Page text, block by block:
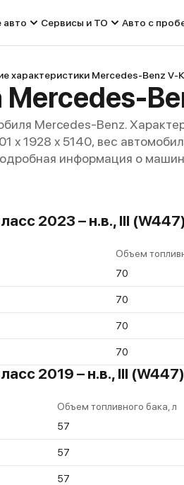
авто Сервисы и ТО Авто с
характеристики Mercedes-Benz V-
Mercedes-Benz.
1928 x 5140, вес
информация о
2023 – н.в., III
Объем
70
70
70
70
2019 – н.в., III
Объем топливного бака, л
57
57
57